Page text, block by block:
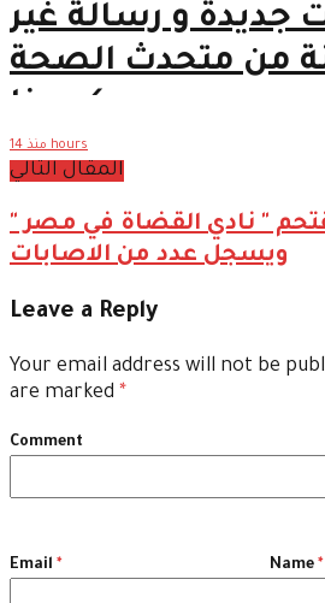
جديدة و رسالة غير
من متحدث الصحة
بسبب كورونا
منذ 14 hours
المقال التالي
" نادي القضاة في مصر "
ويسجل عدد من الاصابات
Leave a Reply
Your email address will not be
are marked *
Comment
Name *
Email *